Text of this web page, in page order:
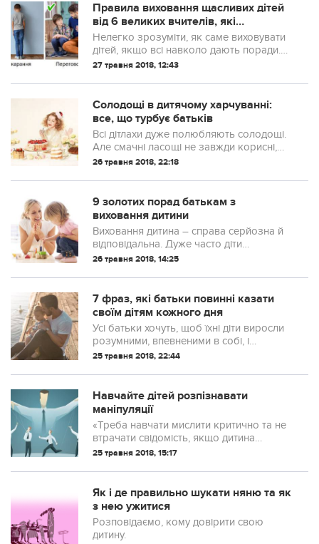
Правила виховання щасливих дітей
від 6 великих вчителів, які
відкривали власні школи
Нелегко зрозуміти, як саме виховувати
дітей, якщо всі навколо дають поради.
Навіть погляди великих педагогів і
одного. Проте всі альтернативні школи
вважають: якщо давати дитині свободу і
цінувати її індивід...
27 травня 2018, 12:43
Солодощі в дитячому харчуванні:
все, що турбує батьків
Всі дітлахи дуже полюбляють солодощі.
Але смачні ласощі не завжди корисні,
тим більше дітям. Тож батьків турбує
вживати солодощі, і як правильно
обмежувати їх кількість?
26 травня 2018, 22:18
9 золотих порад батькам з
виховання дитини
Виховання дитина – справа серйозна й
відповідальна. Дуже часто діти
виростають і починають пригадувати
вихованні. Адже дитяча образа
залишається надовго, і часто, вже в
дорослому віці, може у
найневідповідніший ...
26 травня 2018, 14:25
7 фраз, які батьки повинні казати
своїм дітям кожного дня
Усі батьки хочуть, щоб їхні діти виросли
розумними, впевненими в собі, і
намагаються зробити для цього все, що
цього потрібно займати певну ланку в
суспільстві чи бути добре забезпеченим.
Але інколи все, що п...
25 травня 2018, 22:44
Навчайте дітей розпізнавати
маніпуляції
«Треба навчати мислити критично та не
втрачати свідомість, якщо дитина
відмовляється щось зробити. Нехай
не слухатися».
25 травня 2018, 15:17
Як і де правильно шукати няню та як
з нею ужитися
Розповідаємо, кому довірити свою
дитину.